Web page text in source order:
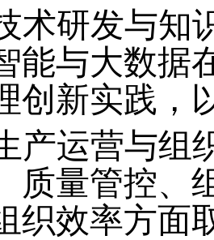
术研发与
能与大数据
创新实践，
产运营与
质量管控、
织效率方面